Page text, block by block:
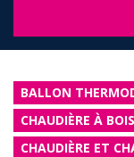
BALLON
CHAUDIÈRE À BOIS
CHAUDIÈRE ET